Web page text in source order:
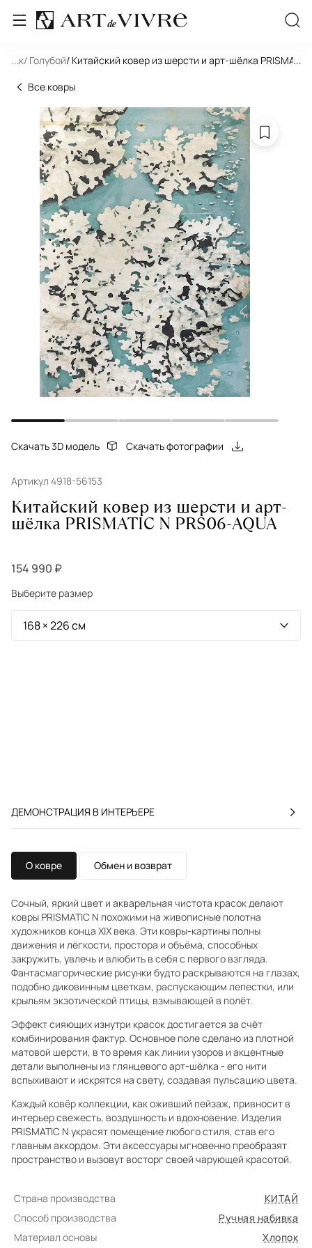
... / Голубой/ Китайский ковер из шерсти и арт-шёлка
...
Все ковры
Скачать 3D модель Скачать фотографии
Артикул 4918-56153
Китайский ковер из шерсти и арт-
шёлка PRISMATIC N PRS06-AQUA
154 990 ₽
Выберите размер
ДЕМОНСТРАЦИЯ В ИНТЕРЬЕРЕ
О ковре Обмен и возврат
Сочный, яркий цвет и акварельная чистота красок делают
ковры PRISMATIC N похожими на живописные полотна
художников конца XIX века. Эти ковры-картины полны
движения и лёгкости, простора и объёма, способных
закружить, увлечь и влюбить в себя с первого взгляда.
Фантасмагорические рисунки будто раскрываются на глазах,
подобно диковинным цветкам, распускающим лепестки, или
крыльям экзотической птицы, взмывающей в полёт.
Эффект сияющих изнутри красок достигается за счёт
комбинирования фактур. Основное поле сделано из плотной
матовой шерсти, в то время как линии узоров и акцентные
детали выполнены из глянцевого арт-шёлка - его нити
вспыхивают и искрятся на свету, создавая пульсацию цвета.
Каждый ковёр коллекции, как оживший пейзаж, привносит в
интерьер свежесть, воздушность и вдохновение. Изделия
PRISMATIC N украсят помещение любого стиля, став его
главным аккордом. Эти аксессуары мгновенно преобразят
пространство и вызовут восторг своей чарующей красотой.
Страна производства
КИТАЙ
Способ производства
Ручная набивка
Материал основы
Хлопок